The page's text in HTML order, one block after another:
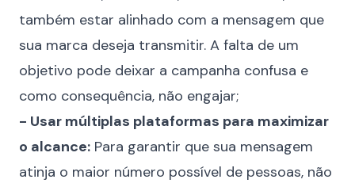
também estar alinhado com a mensagem que
sua marca deseja transmitir. A falta de um
objetivo pode deixar a campanha confusa e
como consequência, não engajar;
- Usar múltiplas plataformas para maximizar
o alcance: Para garantir que sua mensagem
atinja o maior número possível de pessoas, não